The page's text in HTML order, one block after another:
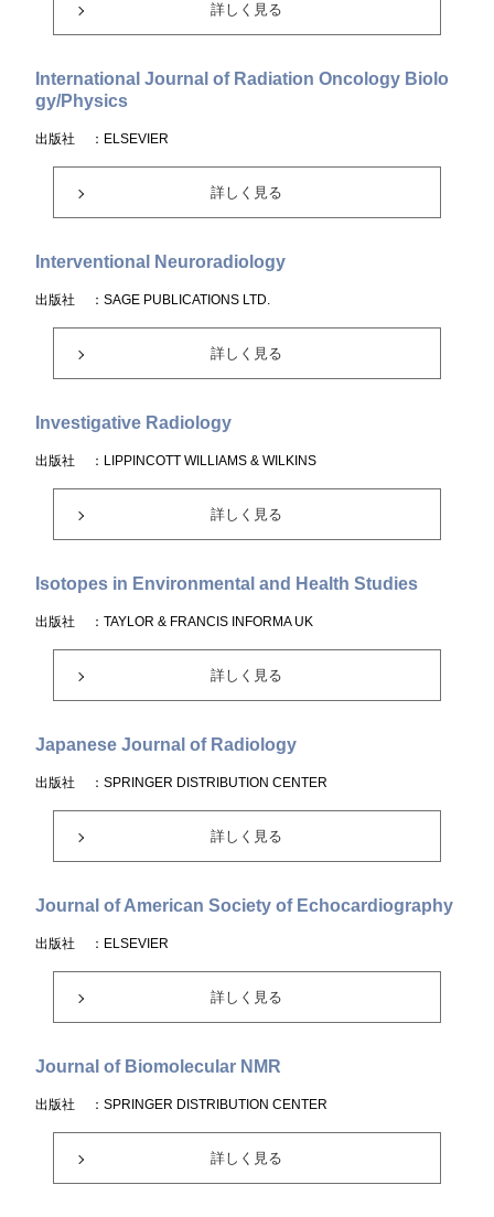
詳しく見る
International Journal of Radiation Oncology Biolo
gy/Physics
出版社 ：ELSEVIER
詳しく見る
Interventional Neuroradiology
出版社 ：SAGE PUBLICATIONS LTD.
詳しく見る
Investigative Radiology
出版社 ：LIPPINCOTT WILLIAMS & WILKINS
詳しく見る
Isotopes in Environmental and Health Studies
出版社 ：TAYLOR & FRANCIS INFORMA UK
詳しく見る
Japanese Journal of Radiology
出版社 ：SPRINGER DISTRIBUTION CENTER
詳しく見る
Journal of American Society of Echocardiography
出版社 ：ELSEVIER
詳しく見る
Journal of Biomolecular NMR
出版社 ：SPRINGER DISTRIBUTION CENTER
詳しく見る